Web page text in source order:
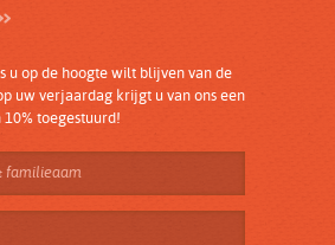
u op de hoogte wilt blijven van de
uw verjaardag krijgt u van ons een
10% toegestuurd!